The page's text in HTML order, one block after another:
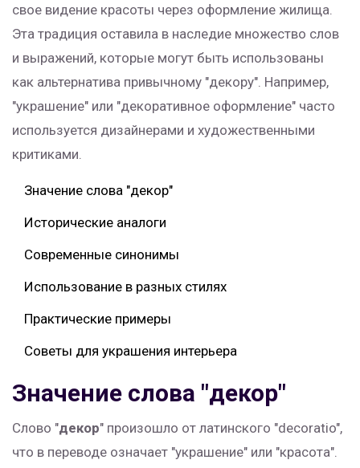
свое видение красоты через оформление жилища.
Эта традиция оставила в наследие множество слов
и выражений, которые могут быть использованы
как альтернатива привычному "декору". Например,
"украшение" или "декоративное оформление" часто
используется дизайнерами и художественными
критиками.
Значение слова "декор"
Исторические аналоги
Современные синонимы
Использование в разных стилях
Практические примеры
Советы для украшения интерьера
Значение слова "декор"
Слово "декор" произошло от латинского "decoratio",
что в переводе означает "украшение" или "красота".